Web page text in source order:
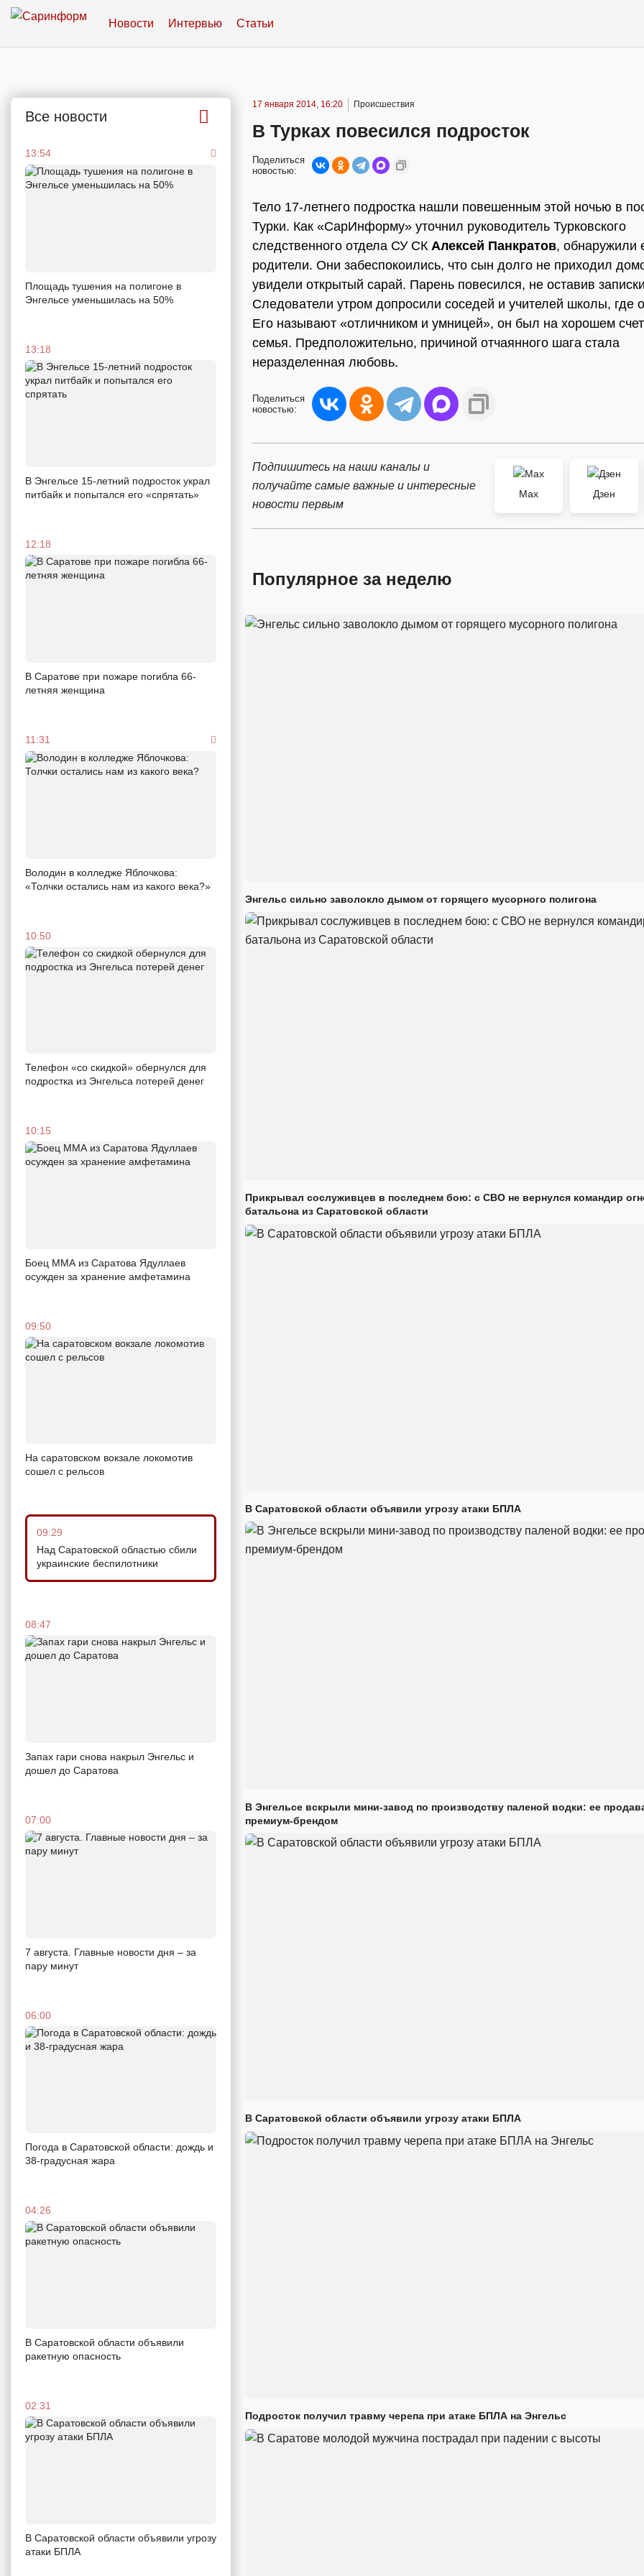
Новости Интервью Статьи
Все новости
13:54
Площадь тушения на полигоне в
Энгельсе уменьшилась на 50%
13:18
В Энгельсе 15-летний подросток украл
питбайк и попытался его «спрятать»
12:18
В Саратове при пожаре погибла 66-
летняя женщина
11:31
Володин в колледже Яблочкова:
«Толчки остались нам из какого века?»
10:50
Телефон «со скидкой» обернулся для
подростка из Энгельса потерей денег
10:15
Боец ММА из Саратова Ядуллаев
осужден за хранение амфетамина
09:50
На саратовском вокзале локомотив
сошел с рельсов
09:29
Над Саратовской областью сбили
украинские беспилотники
08:47
Запах гари снова накрыл Энгельс и
дошел до Саратова
07:00
7 августа. Главные новости дня – за
пару минут
06:00
Погода в Саратовской области: дождь и
38-градусная жара
04:26
В Саратовской области объявили
ракетную опасность
02:31
В Саратовской области объявили угрозу
атаки БПЛА
17 января 2014, 16:20 Происшествия
В Турках повесился подросток
Поделиться
новостью:
Тело 17-летнего подростка нашли повешенным этой ночью в
Турки. Как «СарИнформу» уточнил руководитель Турковского
следственного отдела СУ СК Алексей Панкратов, обнаружили
родители. Они забеспокоились, что сын долго не приходил
увидели открытый сарай. Парень повесился, не оставив
Следователи утром допросили соседей и учителей школы, где
Его называют «отличником и умницей», он был на хорошем
семья. Предположительно, причиной отчаянного шага стала
неразделенная любовь.
Поделиться
новостью:
Подпишитесь на наши каналы и
получайте самые важные и интересные
новости первым
Max Дзен
Популярное за неделю
Энгельс сильно заволокло дымом от горящего мусорного полигона
Прикрывал сослуживцев в последнем бою: с СВО не вернулся командир
батальона из Саратовской области
В Саратовской области объявили угрозу атаки БПЛА
В Энгельсе вскрыли мини-завод по производству паленой водки: ее
премиум-брендом
В Саратовской области объявили угрозу атаки БПЛА
Подросток получил травму черепа при атаке БПЛА на Энгельс